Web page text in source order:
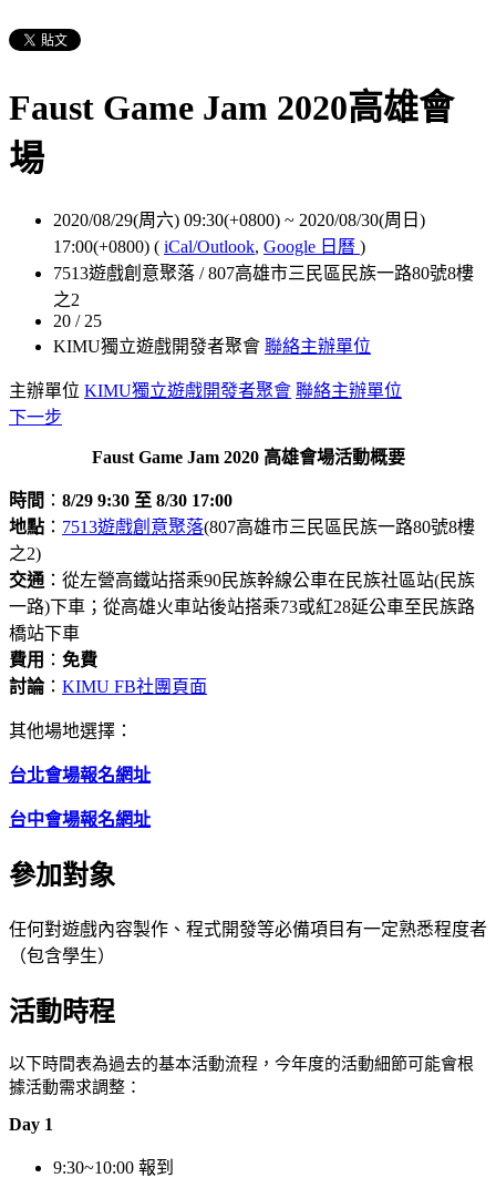
Faust Game Jam 2020高雄會
場
2020/08/29(周六) 09:30(+0800) ~ 2020/08/30(周日)
17:00(+0800) ( iCal/Outlook, Google 日曆 )
7513遊戲創意聚落 / 807高雄市三民區民族一路80號8樓
之2
20 / 25
KIMU獨立遊戲開發者聚會 聯絡主辦單位
主辦單位 KIMU獨立遊戲開發者聚會 聯絡主辦單位
下一步
Faust Game Jam 2020 高雄會場活動概要
時間 ： 8/29 9:30 至 8/30 17:00
地點 ： 7513遊戲創意聚落(807高雄市三民區民族一路80號8樓
之2)
交通 ：從左營高鐵站搭乘90民族幹線公車在民族社區站(民族
一路)下車；從高雄火車站後站搭乘73或紅28延公車至民族路
橋站下車
費用 ： 免費
討論： KIMU FB社團頁面
其他場地選擇：
台北會場報名網址
台中會場報名網址
參加對象
任何對遊戲內容製作、程式開發等必備項目有一定熟悉程度者
（包含學生）
活動時程
以下時間表為過去的基本活動流程，今年度的活動細節可能會根
據活動需求調整：
Day 1
9:30~10:00 報到